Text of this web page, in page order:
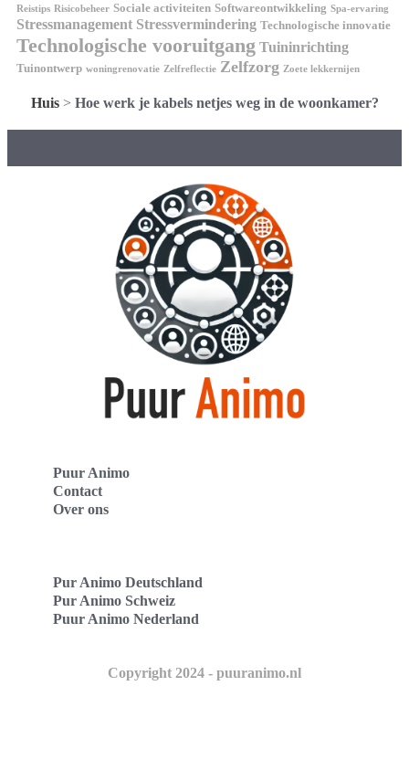
Reistips Risicobeheer Sociale activiteiten Softwareontwikkeling Spa-ervaring
Stressmanagement Stressvermindering Technologische innovatie
Technologische vooruitgang Tuininrichting
Tuinontwerp woningrenovatie Zelfreflectie Zelfzorg Zoete lekkernijen
Huis> Hoe werk je kabels netjes weg in de woonkamer?
Puur Animo
Contact
Over ons
Pur Animo Deutschland
Pur Animo Schweiz
Puur Animo Nederland
Copyright 2024 - puuranimo.nl